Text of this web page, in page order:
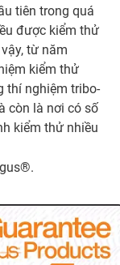
tiên trong quá
được kiểm thử
từ năm
kiểm thử
thí nghiệm tribo-
còn là nơi có số
kiểm thử nhiều